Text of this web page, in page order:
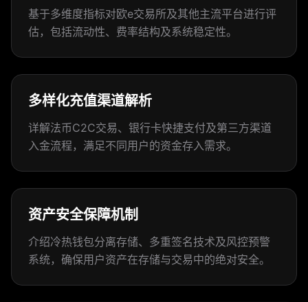
基于多维度指标对欧e交易所及其他主流平台进行评
估，包括流动性、费率结构及系统稳定性。
多样化充值渠道解析
详解法币C2C交易、银行卡快捷支付及第三方渠道
入金流程，满足不同用户的资金存入需求。
资产安全保障机制
介绍冷热钱包分离存储、多重签名技术及风控预警
系统，确保用户资产在存储与交易中的绝对安全。